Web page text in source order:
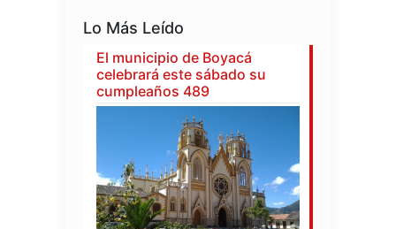
Lo Más Leído
El municipio de Boyacá
celebrará este sábado su
cumpleaños 489